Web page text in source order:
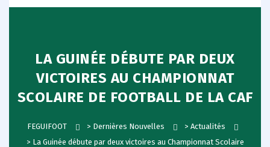
LA GUINÉE DÉBUTE PAR DEUX
VICTOIRES AU CHAMPIONNAT
SCOLAIRE DE FOOTBALL DE LA CAF
FEGUIFOOT > Dernières Nouvelles > Actualités
> La Guinée débute par deux victoires au Championnat Scolaire